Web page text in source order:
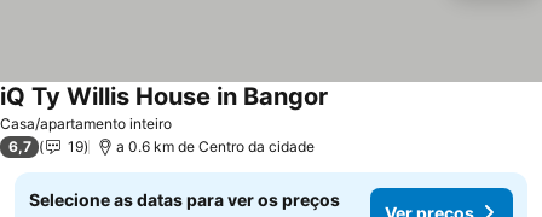
Casa/apartamento inteiro
iQ Ty Willis House in Bangor
6,7 19 a 0.6 km de Centro da cidade
Selecione as datas para ver os preços
Ver preços